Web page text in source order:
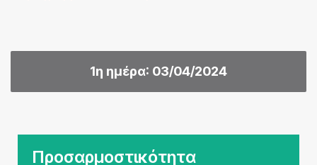
1η ημέρα: 03/04/2024
Προσαρμοστικότητα